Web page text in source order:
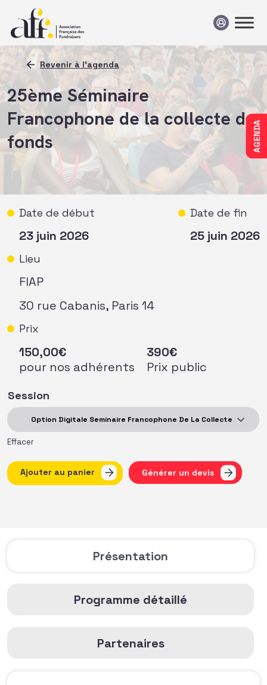
AGENDA
Revenir à l'agenda
25ème Séminaire
Francophone de la collecte de
fonds
Date de début
23 juin 2026
Lieu
FIAP
30 rue Cabanis, Paris 14
Date de fin
25 juin 2026
Prix
150,00€
pour nos adhérents
390€
Prix public
Session
Effacer
Ajouter au panier Générer un devis
Présentation
Programme détaillé
Partenaires